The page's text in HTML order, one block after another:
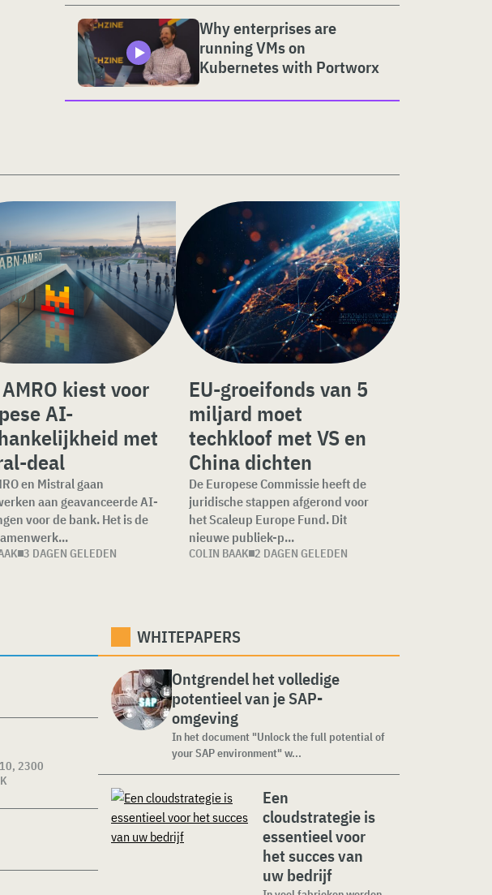
Why enterprises are
running VMs on
Kubernetes with Portworx
kiest voor
AI-
met
deal
en Mistral gaan
aan geavanceerde AI-
voor de bank. Het is de
3 DAGEN GELEDEN
EU-groeifonds van 5
miljard moet
techkloof met VS en
China dichten
De Europese Commissie heeft de
juridische stappen afgerond voor
het Scaleup Europe Fund. Dit
nieuwe publiek-p...
COLIN BAAK 2 DAGEN GELEDEN
2300
WHITEPAPERS
Ontgrendel het volledige
potentieel van je SAP-
omgeving
In het document "Unlock the full potential of
your SAP environment" w...
Een
cloudstrategie is
essentieel voor
het succes van
uw bedrijf